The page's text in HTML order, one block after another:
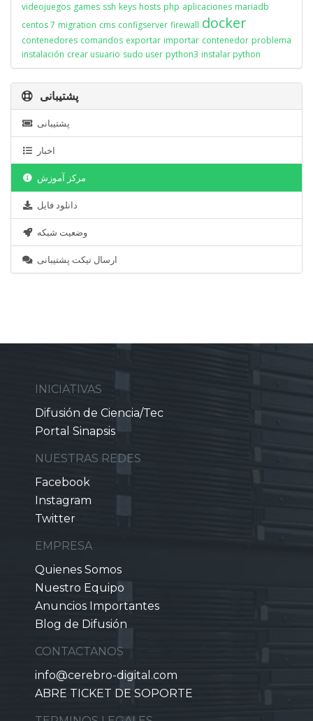
videojuegos games ssh keys hosts php aplicaciones mariadb
centos 7 migration cms configserver firewall docker
contenedores comandos exportar importar contenedor problema
instalación crear usuario sudo user python3 instalar python
پشتیبانی
پشتیبانی
اخبار
مرکز آموزش
دانلود فایل
وضعیت شبکه
ارسال تیکت پشتیبانی
INICIATIVAS
Difusión de Ciencia/Tec
Portal Sinapsis
NUESTRAS REDES
Facebook
Instagram
Twitter
EMPRESA
Quienes Somos
Nuestro Equipo
Anuncios Importantes
Blog de Difusión
CONTACTANOS
info@cerebro-digital.com
ABRE TICKET DE SOPORTE